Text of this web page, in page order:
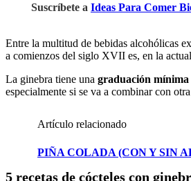
Suscríbete a Ideas Para Comer
Entre la multitud de bebidas alcohólicas
a comienzos del siglo XVII es, en la
La ginebra tiene una graduación mínima
especialmente si se va a combinar con
Artículo relacionado
PIÑA COLADA (CON Y SIN
5 recetas de cócteles con